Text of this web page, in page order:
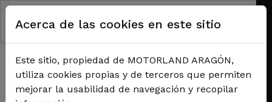
Pasar al contenido principal
Acerca de las cookies en este sitio
Este sitio, propiedad de MOTORLAND ARAGÓN,
utiliza cookies propias y de terceros que permiten
mejorar la usabilidad de navegación y recopilar